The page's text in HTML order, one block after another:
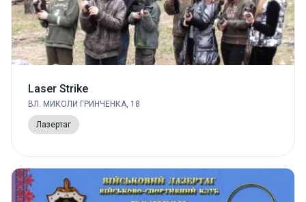
Laser Strike
ВЛ. МИКОЛИ ГРИНЧЕНКА, 18
Лазертаг